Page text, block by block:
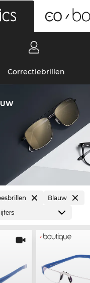
Correctiebrillen
Blauw